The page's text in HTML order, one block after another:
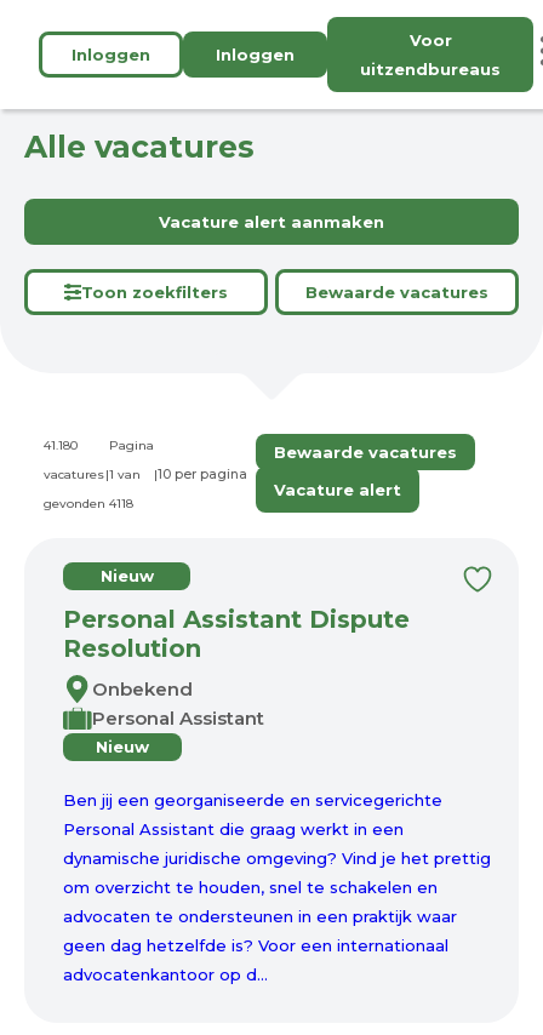
Inloggen Inloggen
Voor
uitzendbureaus
Alle vacatures
Vacature alert aanmaken
Toon zoekfilters Bewaarde vacatures
41.180
vacatures
gevonden
|
Pagina
1 van
4118
|
Bewaarde vacatures
Vacature alert
Nieuw
Personal Assistant Dispute
Resolution
Onbekend
Personal Assistant
Nieuw
Ben jij een georganiseerde en servicegerichte
Personal Assistant die graag werkt in een
dynamische juridische omgeving? Vind je het prettig
om overzicht te houden, snel te schakelen en
advocaten te ondersteunen in een praktijk waar
geen dag hetzelfde is? Voor een internationaal
advocatenkantoor op d...